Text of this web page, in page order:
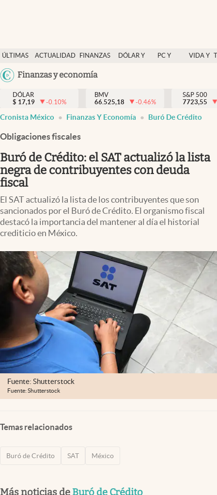
ÚLTIMAS
NOTICIAS
ACTUALIDAD
FINANZAS
DÓLAR Y
PC Y
VIDA Y
México
USA
Finanzas y economía
Actualidad
Finanzas y economía
Dólar y mercados
Pc y celular
Vida y estilo
Tv
Clima
Mediakit
abre en nueva pestaña
México
DÓLAR
$ 17,19 -0.10%
BMV
66.525,18
-0.46%
S&P 500
7723,55
Cronista México Finanzas Y Economía Buró De Crédito
Obligaciones fiscales
Buró de Crédito: el SAT actualizó la lista
negra de contribuyentes con deuda
fiscal
El SAT actualizó la lista de los contribuyentes que son
sancionados por el Buró de Crédito. El organismo fiscal
destacó la importancia del mantener al día el historial
crediticio en México.
Fuente: Shutterstock
Fuente: Shutterstock
Temas relacionados
Buró de Crédito SAT México
Más noticias de Buró de Crédito